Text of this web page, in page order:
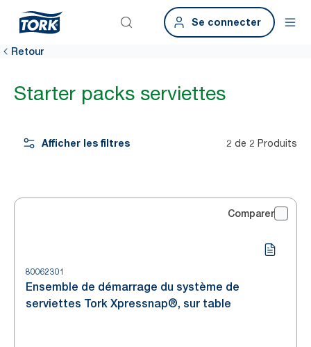
Se connecter
Retour
Starter packs serviettes
Afficher les filtres 2 de 2 Produits
Comparer
80062301
Ensemble de démarrage du système de
serviettes Tork Xpressnap®, sur table